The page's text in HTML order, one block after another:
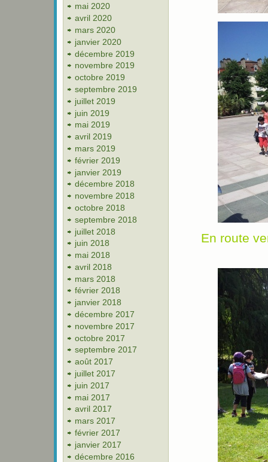
mai 2020
avril 2020
mars 2020
janvier 2020
décembre 2019
novembre 2019
octobre 2019
septembre 2019
juillet 2019
juin 2019
mai 2019
avril 2019
mars 2019
février 2019
janvier 2019
décembre 2018
novembre 2018
octobre 2018
septembre 2018
juillet 2018
juin 2018
mai 2018
avril 2018
mars 2018
février 2018
janvier 2018
décembre 2017
novembre 2017
octobre 2017
septembre 2017
août 2017
juillet 2017
juin 2017
mai 2017
avril 2017
mars 2017
février 2017
janvier 2017
décembre 2016
En route